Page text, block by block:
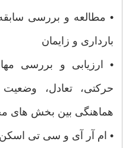
• مطالعه و بررسی
بارداری و زایمان
• ارزیابی و بررسی
حرکتی، تعادل،
هماهنگی بین بخش های
• ام آر آی و سی تی اسکن